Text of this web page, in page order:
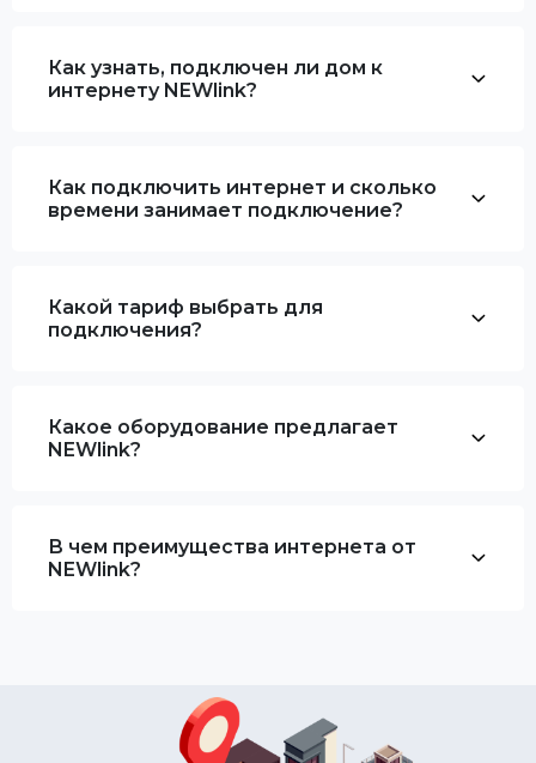
Как узнать, подключен ли дом к
интернету NEWlink?
Как подключить интернет и сколько
времени занимает подключение?
Какой тариф выбрать для
подключения?
Какое оборудование предлагает
NEWlink?
В чем преимущества интернета от
NEWlink?